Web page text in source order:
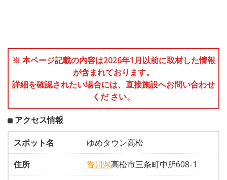
※ 本ページ記載の内容は2026年1月以前に取材した情報
が含まれております。
詳細を確認されたい場合には、直接施設へお問い合わせ
くだ さい。
アクセス情報
スポット名
ゆめタウン高松
住所
香川県高松市三条町中所608-1